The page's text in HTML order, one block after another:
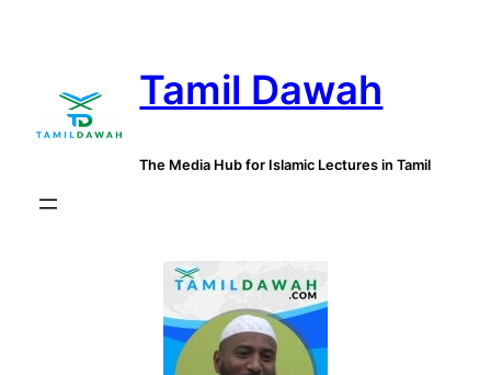
Tamil Dawah
The Media Hub for Islamic Lectures in Tamil